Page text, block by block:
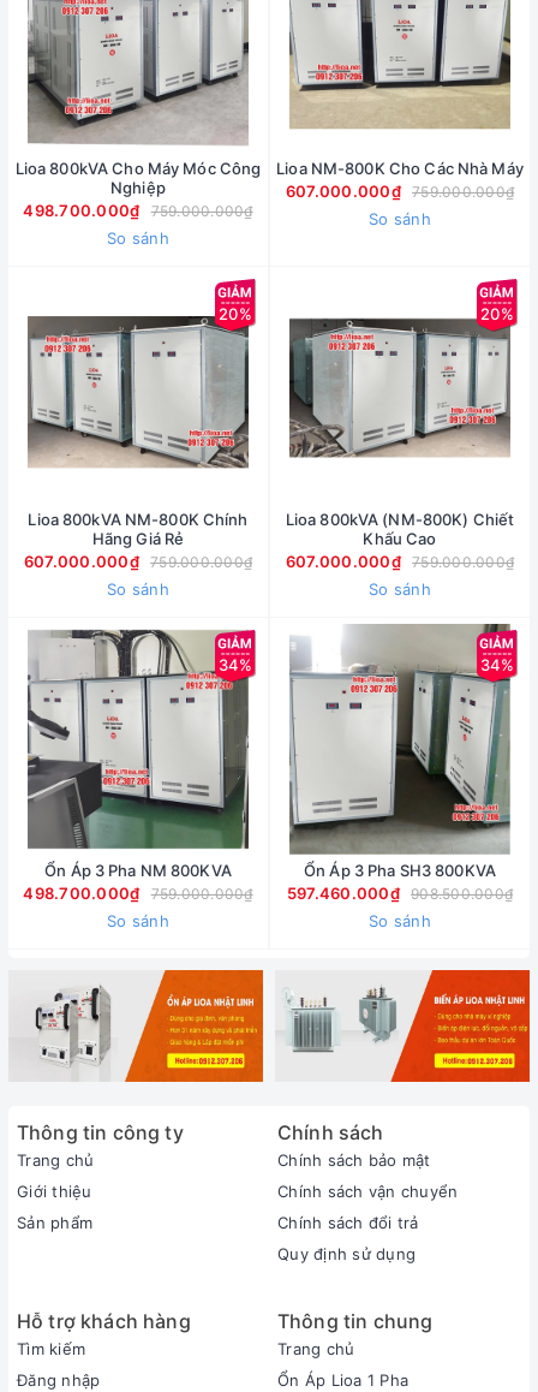
Lioa 800kVA Cho Máy Móc Công
Nghiệp
498.700.000₫
759.000.000₫
So sánh
Lioa NM-800K Cho Các Nhà Máy
607.000.000₫
759.000.000₫
So sánh
20%
Lioa 800kVA NM-800K Chính
Hãng Giá Rẻ
607.000.000₫
759.000.000₫
So sánh
20%
Lioa 800kVA (NM-800K) Chiết
Khấu Cao
607.000.000₫
759.000.000₫
So sánh
34%
Ổn Áp 3 Pha NM 800KVA
498.700.000₫
759.000.000₫
So sánh
34%
Ổn Áp 3 Pha SH3 800KVA
597.460.000₫
908.500.000₫
So sánh
Thông tin công ty
Trang chủ
Giới thiệu
Sản phẩm
Chính sách
Chính sách bảo mật
Chính sách vận chuyển
Chính sách đổi trả
Quy định sử dụng
Hỗ trợ khách hàng
Tìm kiếm
Đăng nhập
Thông tin chung
Trang chủ
Ổn Áp Lioa 1 Pha